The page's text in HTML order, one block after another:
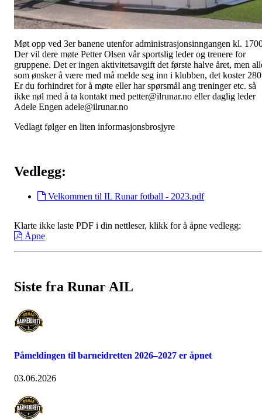
Møt opp ved 3er banene utenfor administrasjonsinngangen kl.
Der vil dere møte Petter Olsen vår sportslig leder og trenere for
gruppene. Det er ingen aktivitetsavgift det første halve året, men
som ønsker å være med må melde seg inn i klubben, det koster
Er du forhindret for å møte eller har spørsmål ang treninger etc. så
ikke nøl med å ta kontakt med petter@ilrunar.no eller daglig leder
Adele Engen adele@ilrunar.no
Vedlagt følger en liten informasjonsbrosjyre
Vedlegg:
Velkommen til IL Runar fotball - 2023.pdf
Klarte ikke laste PDF i din nettleser, klikk for å åpne vedlegg:
Åpne
Siste fra Runar AIL
Påmeldingen til barneidretten 2026–2027 er åpnet
03.06.2026